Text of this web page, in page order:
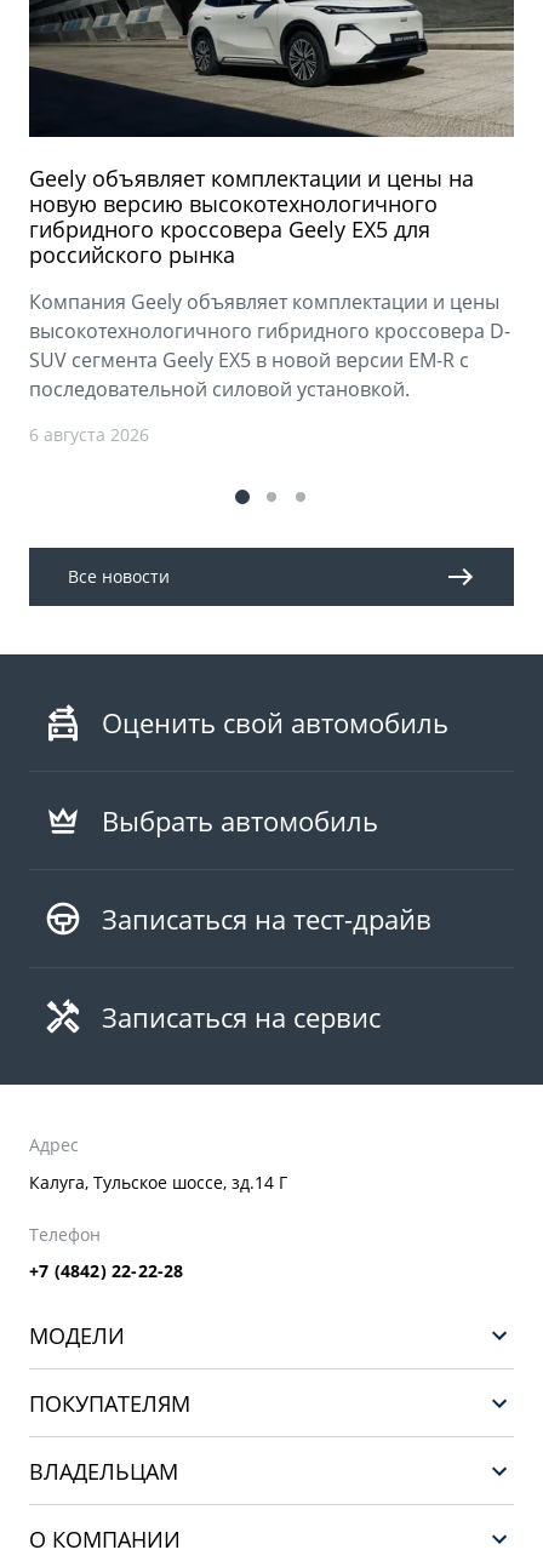
Geely объявляет комплектации и цены на
новую версию высокотехнологичного
гибридного кроссовера Geely EX5 для
российского рынка
Компания Geely объявляет комплектации и цены
высокотехнологичного гибридного кроссовера D-
SUV сегмента Geely EX5 в новой версии EM-R с
последовательной силовой установкой.
6 августа 2026
Все новости
Оценить свой автомобиль
Выбрать автомобиль
Записаться на тест-драйв
Записаться на сервис
Адрес
Калуга, Тульское шоссе, зд.14 Г
Телефон
+7 (4842) 22-22-28
МОДЕЛИ
EX5
PREFACE
CITYRAY
ПОКУПАТЕЛЯМ
ВЛАДЕЛЬЦАМ
О КОМПАНИИ